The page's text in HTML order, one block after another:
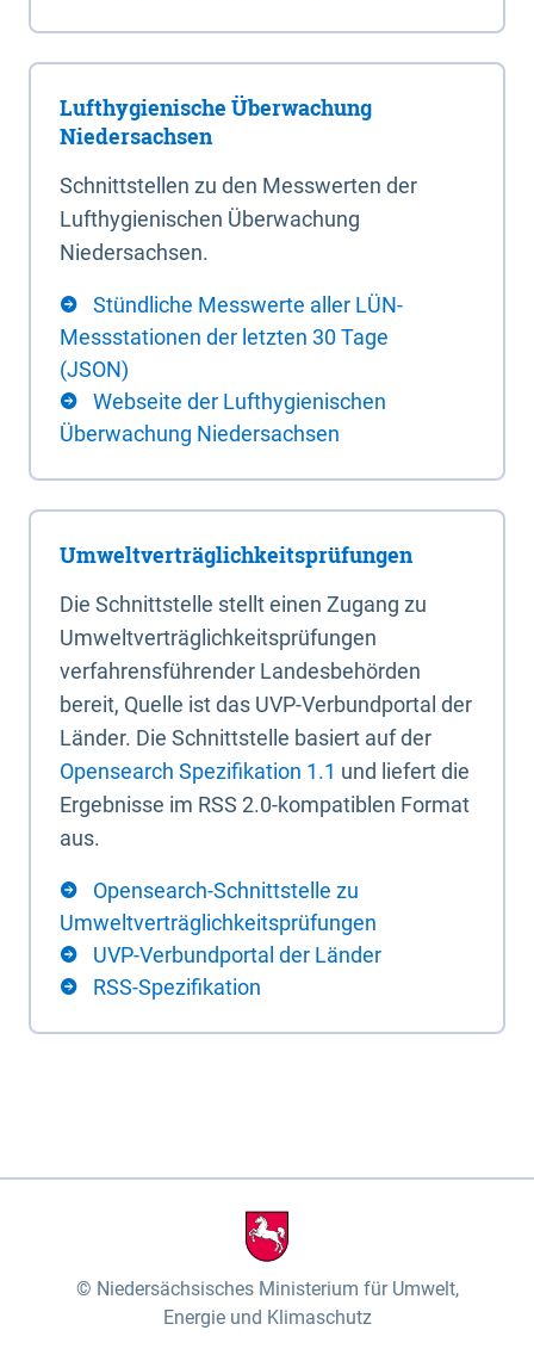
Lufthygienische Überwachung
Niedersachsen
Schnittstellen zu den Messwerten der
Lufthygienischen Überwachung
Niedersachsen.
Stündliche Messwerte aller LÜN-
Messstationen der letzten 30 Tage
(JSON)
Webseite der Lufthygienischen
Überwachung Niedersachsen
Umweltverträglichkeitsprüfungen
Die Schnittstelle stellt einen Zugang zu
Umweltverträglichkeitsprüfungen
verfahrensführender Landesbehörden
bereit, Quelle ist das UVP-Verbundportal der
Länder. Die Schnittstelle basiert auf der
Opensearch Spezifikation 1.1 und liefert die
Ergebnisse im RSS 2.0-kompatiblen Format
aus.
Opensearch-Schnittstelle zu
Umweltverträglichkeitsprüfungen
UVP-Verbundportal der Länder
RSS-Spezifikation
Niedersächsisches Ministerium für Umwelt,
Energie und Klimaschutz